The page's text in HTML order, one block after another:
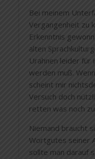
Bei meinem
Vergangenheit zu
Erkenntnis
alten
Urahnen leider für
werden muß.
scheint mir
Versuch doch
retten was noch
Niemand braucht
Wortgutes seiner
sollte man darauf